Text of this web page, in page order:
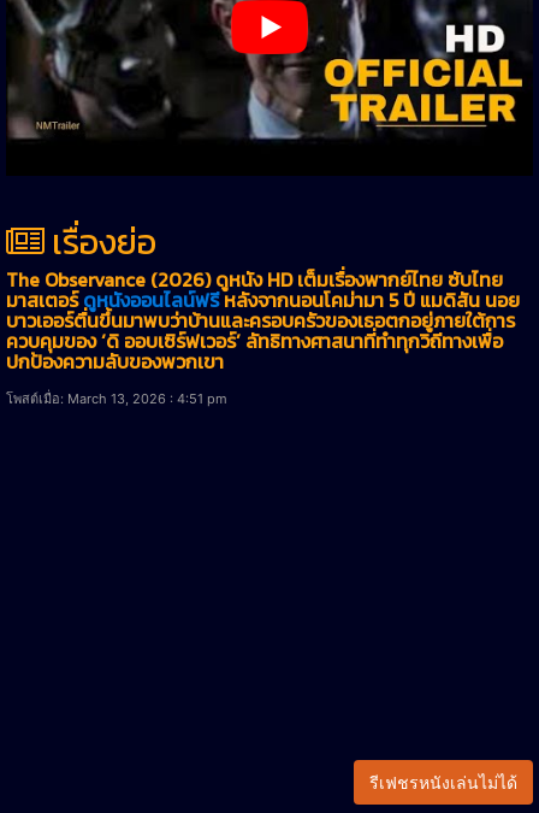
เรื่องย่อ
The Observance (2026) ดูหนัง HD เต็มเรื่องพากย์ไทย ซับไทย
มาสเตอร์ดูหนังออนไลน์ฟรีหลังจากนอนโคม่ามา 5 ปี แมดิสัน นอย
บาวเออร์ตื่นขึ้นมาพบว่าบ้านและครอบครัวของเธอตกอยู่ภายใต้การ
ควบคุมของ ‘ดิ ออบเซิร์ฟเวอร์’ ลัทธิทางศาสนาที่ทำทุกวิถีทางเพื่อ
ปกป้องความลับของพวกเขา
โพสต์เมื่อ: March 13, 2026 : 4:51 pm
รีเฟชรหนังเล่นไม่ได้